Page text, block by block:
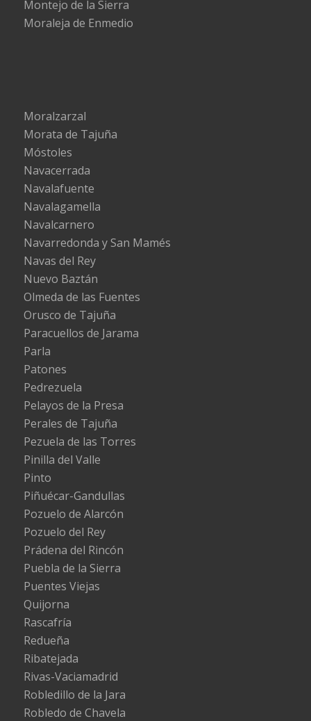
Montejo de la Sierra
Moraleja de Enmedio
Moralzarzal
Morata de Tajuña
Móstoles
Navacerrada
Navalafuente
Navalagamella
Navalcarnero
Navarredonda y San Mamés
Navas del Rey
Nuevo Baztán
Olmeda de las Fuentes
Orusco de Tajuña
Paracuellos de Jarama
Parla
Patones
Pedrezuela
Pelayos de la Presa
Perales de Tajuña
Pezuela de las Torres
Pinilla del Valle
Pinto
Piñuécar-Gandullas
Pozuelo de Alarcón
Pozuelo del Rey
Prádena del Rincón
Puebla de la Sierra
Puentes Viejas
Quijorna
Rascafría
Redueña
Ribatejada
Rivas-Vaciamadrid
Robledillo de la Jara
Robledo de Chavela